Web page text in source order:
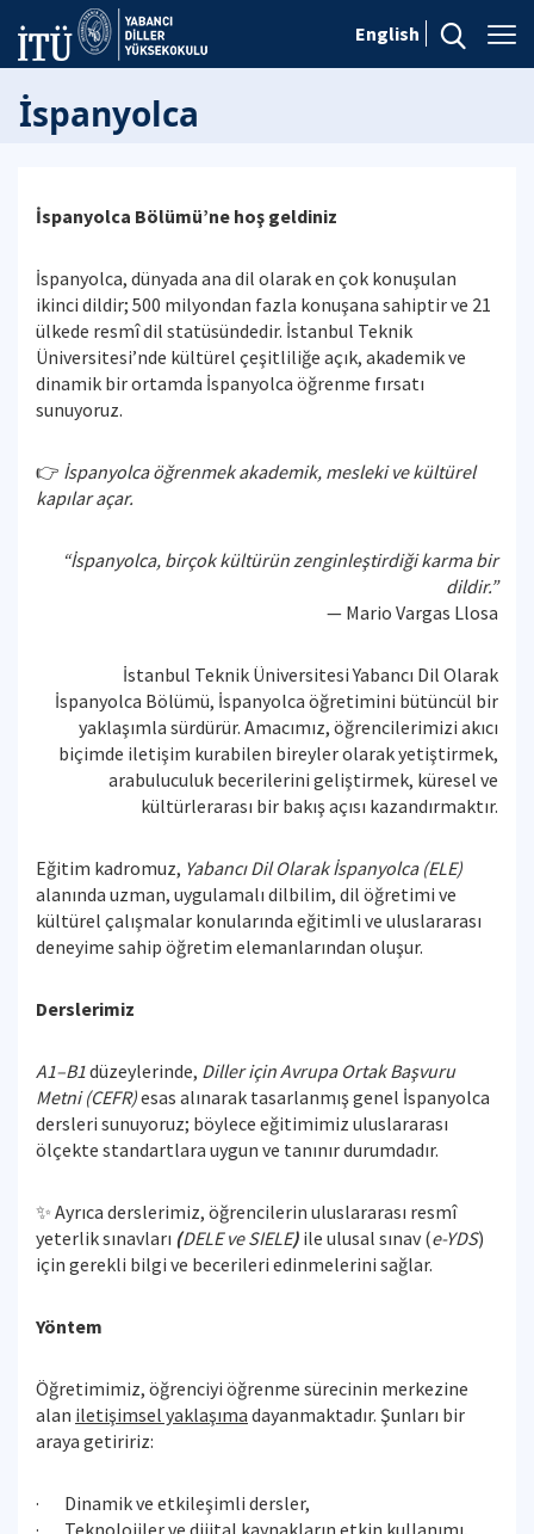
English
İspanyolca
İspanyolca Bölümü’ne hoş geldiniz
İspanyolca, dünyada ana dil olarak en çok konuşulan
ikinci dildir; 500 milyondan fazla konuşana sahiptir ve 21
ülkede resmî dil statüsündedir. İstanbul Teknik
Üniversitesi’nde kültürel çeşitliliğe açık, akademik ve
dinamik bir ortamda İspanyolca öğrenme fırsatı
sunuyoruz.
👉 İspanyolca öğrenmek akademik, mesleki ve kültürel
kapılar açar.
“İspanyolca, birçok kültürün zenginleştirdiği karma bir
dildir.”
— Mario Vargas Llosa
İstanbul Teknik Üniversitesi Yabancı Dil Olarak
İspanyolca Bölümü, İspanyolca öğretimini bütüncül bir
yaklaşımla sürdürür. Amacımız, öğrencilerimizi akıcı
biçimde iletişim kurabilen bireyler olarak yetiştirmek,
arabuluculuk becerilerini geliştirmek, küresel ve
kültürlerarası bir bakış açısı kazandırmaktır.
Eğitim kadromuz, Yabancı Dil Olarak İspanyolca (ELE)
alanında uzman, uygulamalı dilbilim, dil öğretimi ve
kültürel çalışmalar konularında eğitimli ve uluslararası
deneyime sahip öğretim elemanlarından oluşur.
Derslerimiz
A1–B1düzeylerinde, Diller için Avrupa Ortak Başvuru
Metni (CEFR)esas alınarak tasarlanmış genel İspanyolca
dersleri sunuyoruz; böylece eğitimimiz uluslararası
ölçekte standartlara uygun ve tanınır durumdadır.
✨ Ayrıca derslerimiz, öğrencilerin uluslararası resmî
yeterlik sınavları (DELE ve SIELE) ile ulusal sınav (e-YDS)
için gerekli bilgi ve becerileri edinmelerini sağlar.
Yöntem
Öğretimimiz, öğrenciyi öğrenme sürecinin merkezine
alan iletişimsel yaklaşıma dayanmaktadır. Şunları bir
araya getiririz:
· Dinamik ve etkileşimli dersler,
· Teknolojiler ve dijital kaynakların etkin kullanımı,